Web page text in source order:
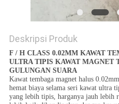
Deskripsi Produk
F / H CLASS 0.02MM KAWAT
ULTRA TIPIS KAWAT MAGNET
GULUNGAN SUARA
Kawat tembaga magnet halus
hemat biaya selama seri kawat ultra
yang lebih tipis, harganya jauh lebih